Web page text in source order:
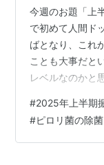
今週のお題「上
で初めて人間ド
ばとなり、これ
ことも大事だと
レベルなのかと
んで胃の撮影。
て飲んだバリウ
😿 そして結果。
#2025年上半期
#ピロリ菌の除菌